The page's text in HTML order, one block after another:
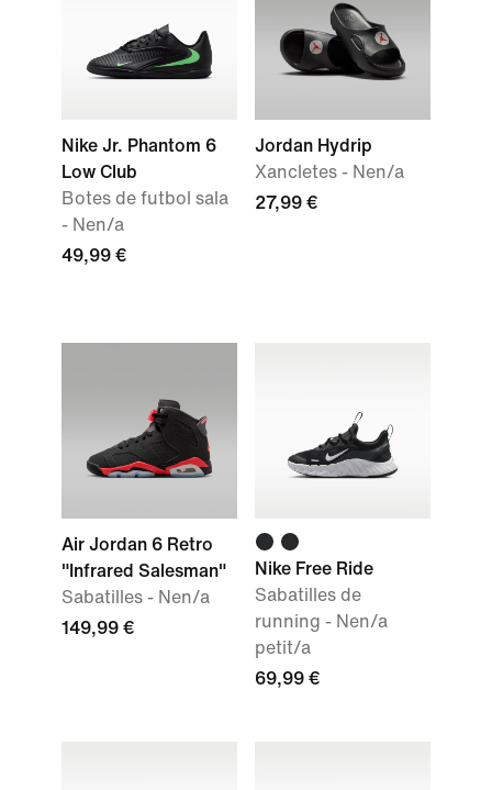
Nike Jr. Phantom 6
Low Club
Botes de futbol sala
- Nen/a
49,99 €
Jordan Hydrip
Xancletes - Nen/a
27,99 €
Air Jordan 6 Retro
"Infrared Salesman"
Sabatilles - Nen/a
149,99 €
Nike Free Ride
Sabatilles de
running - Nen/a
petit/a
69,99 €